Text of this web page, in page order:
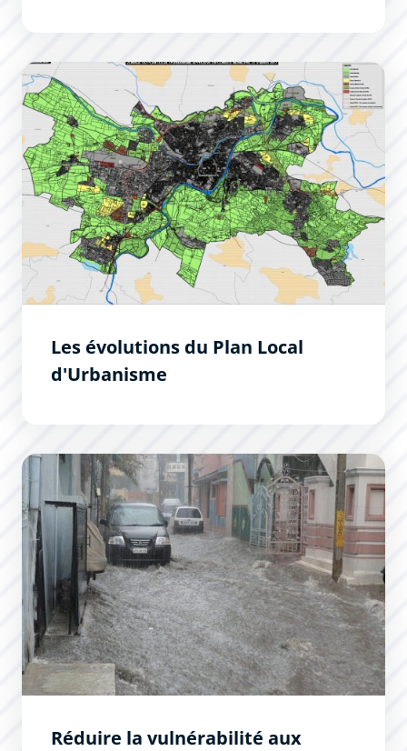
Les évolutions du Plan Local d&#039;Urbanisme
Les évolutions du Plan Local
d'Urbanisme
Réduire la vulnérabilité aux inondations
Réduire la vulnérabilité aux